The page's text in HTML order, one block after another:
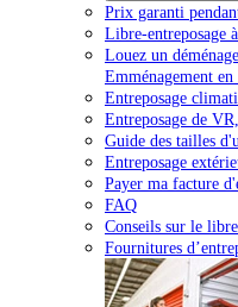
Prix garanti
Libre-entreposage à
Louez un
Emménagement
Entreposage
Entreposage de
Guide des tailles
Entreposage
Payer ma facture
FAQ
Conseils sur le
Fournitures